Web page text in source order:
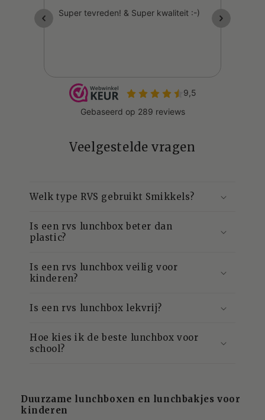
Veelgestelde vragen
Welk type RVS gebruikt Smikkels?
Is een rvs lunchbox beter dan
plastic?
Is een rvs lunchbox veilig voor
kinderen?
Is een rvs lunchbox lekvrij?
Hoe kies ik de beste lunchbox voor
school?
Duurzame lunchboxen en lunchbakjes voor
kinderen